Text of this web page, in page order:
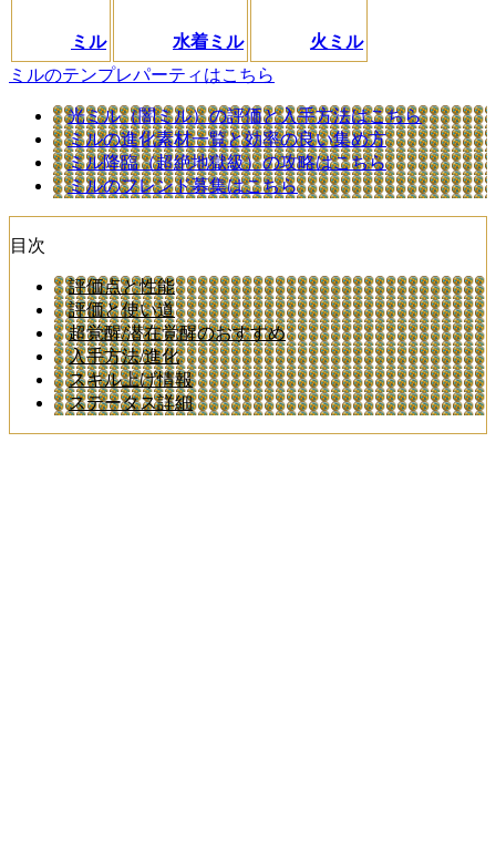
ミル 水着ミル
火ミル
ミルのテンプレパーティはこちら
光ミル（闇ミル）の評価と入手方法はこちら
ミルの進化素材一覧と効率の良い集め方
ミル降臨（超絶地獄級）の攻略はこちら
ミルのフレンド募集はこちら
目次
評価点と性能
評価と使い道
超覚醒/潜在覚醒のおすすめ
入手方法/進化
スキル上げ情報
ステータス詳細